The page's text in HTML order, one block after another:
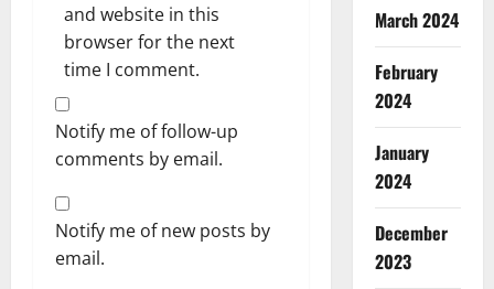
and website in this
browser for the next
time I comment.
Notify me of follow-up
comments by email.
Notify me of new posts by
email.
March 2024
February
2024
January
2024
December
2023